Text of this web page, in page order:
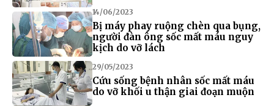
14/06/2023
Bị máy phay ruộng chèn qua bụng,
người đàn ông sốc mất máu nguy
kịch do vỡ lách
29/05/2023
Cứu sống bệnh nhân sốc mất máu
do vỡ khối u thận giai đoạn muộn